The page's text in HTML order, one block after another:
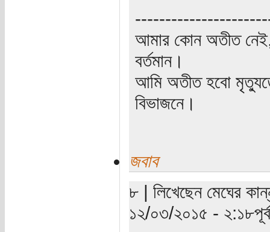
আমার কোন অতীত
বর্তমান।
আমি অতীত হবো
বিভাজনে।
জবাব
৮ | লিখেছেন মেঘের
১২/০৩/২০১৫ -